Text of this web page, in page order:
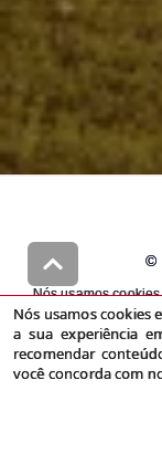
©
Nós usamos
a sua experiência
recomendar
você concorda
Nós usamos cookies
a sua experiência
recomendar
você concorda com